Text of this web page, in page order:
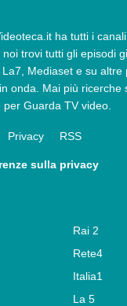
ha tutti i
trovi tutti gli episodi
La7, Mediaset e su
onda. Mai più ricerche
Guarda TV video.
Privacy RSS
sulla privacy
Rai 2
Rete4
Italia1
La 5